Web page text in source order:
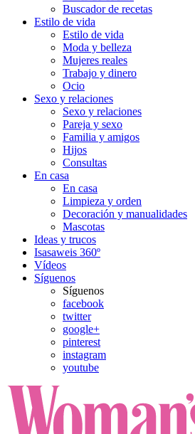
Buscador de recetas
Estilo de vida
Estilo de vida
Moda y belleza
Mujeres reales
Trabajo y dinero
Ocio
Sexo y relaciones
Sexo y relaciones
Pareja y sexo
Familia y amigos
Hijos
Consultas
En casa
En casa
Limpieza y orden
Decoración y manualidades
Mascotas
Ideas y trucos
Isasaweis 360º
Vídeos
Síguenos
Síguenos
facebook
twitter
google+
pinterest
instagram
youtube